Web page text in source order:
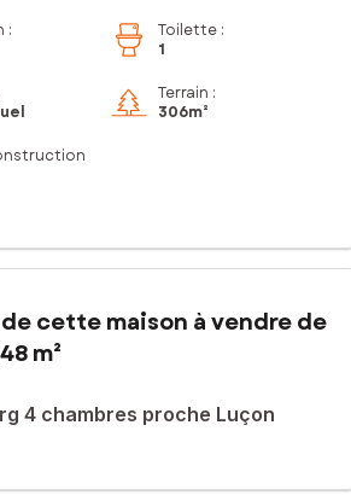
:
Toilette :
1
Terrain :
306m²
cette maison à vendre de
m²
4 chambres proche Luçon
de Beugné-l'Abbé, cette charmante